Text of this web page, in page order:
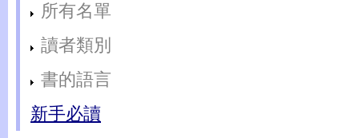
所有名單
讀者類別
書的語言
新手必讀